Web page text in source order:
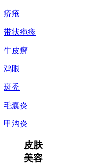
疥疮
带状疱疹
牛皮癣
鸡眼
斑秃
毛囊炎
甲沟炎
皮肤
美容